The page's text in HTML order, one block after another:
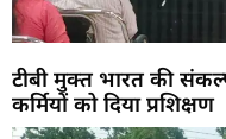
टीबी मुक्त भारत की
कर्मियों को दिया प्रशिक्षण